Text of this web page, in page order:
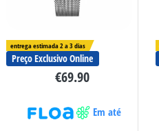
entrega estimada 2 a 3 dias
Preço Exclusivo Online
€69.90
Em até